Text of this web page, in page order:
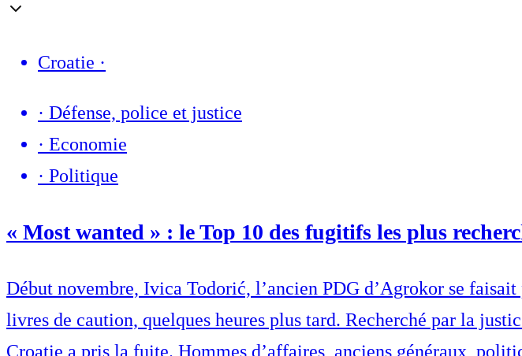
Croatie ·
· Défense, police et justice
· Economie
· Politique
« Most wanted » : le Top 10 des fugitifs les plus
Début novembre, Ivica Todorić, l’ancien PDG d’Agrokor se
livres de caution, quelques heures plus tard. Recherché par la
Croatie a pris la fuite. Hommes d’affaires, anciens généraux,